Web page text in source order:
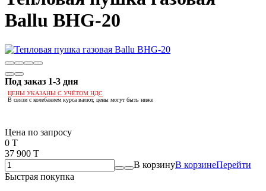
Ballu BHG-20
Под заказ 1-3 дня
ЦЕНЫ УКАЗАНЫ С УЧЁТОМ НДС
В связи с колебанием курса валют, цены могут быть ниже
Цена по запросу
0 T
37 900 T
В корзинуВ корзинеПерейти
Быстрая покупка